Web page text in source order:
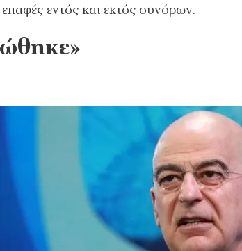
εντός και εκτός συνόρων.